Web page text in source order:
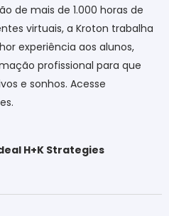
de mais de 1.000 horas de
virtuais, a Kroton trabalha
experiência aos alunos,
profissional para que
e sonhos. Acesse
H+K Strategies